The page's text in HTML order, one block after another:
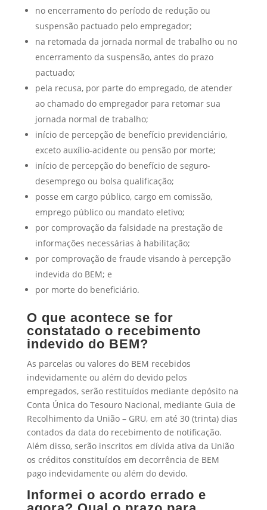
no encerramento do período de redução ou
suspensão pactuado pelo empregador;
na retomada da jornada normal de trabalho ou no
encerramento da suspensão, antes do prazo
pactuado;
pela recusa, por parte do empregado, de atender
ao chamado do empregador para retomar sua
jornada normal de trabalho;
início de percepção de benefício previdenciário,
exceto auxílio-acidente ou pensão por morte;
início de percepção do benefício de seguro-
desemprego ou bolsa qualificação;
posse em cargo público, cargo em comissão,
emprego público ou mandato eletivo;
por comprovação da falsidade na prestação de
informações necessárias à habilitação;
por comprovação de fraude visando à percepção
indevida do BEM; e
por morte do beneficiário.
O que acontece se for
constatado o recebimento
indevido do BEM?
As parcelas ou valores do BEM recebidos
indevidamente ou além do devido pelos
empregados, serão restituídos mediante depósito na
Conta Única do Tesouro Nacional, mediante Guia de
Recolhimento da União – GRU, em até 30 (trinta) dias
contados da data do recebimento de notificação.
Além disso, serão inscritos em dívida ativa da União
os créditos constituídos em decorrência de BEM
pago indevidamente ou além do devido.
Informei o acordo errado e